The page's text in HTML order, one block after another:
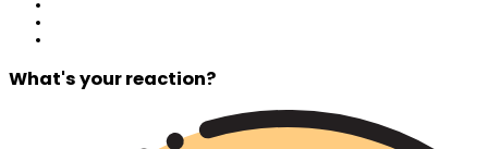
What's your reaction?